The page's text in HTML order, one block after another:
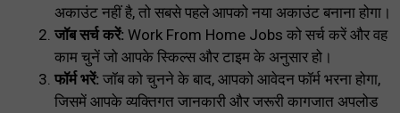
अकाउंट नहीं है, तो सबसे पहले आपको नया अकाउंट बनाना होगा।
जॉब सर्च करें: Work From Home Jobs को सर्च करें और वह
काम चुनें जो आपके स्किल्स और टाइम के अनुसार हो।
फॉर्म भरें: जॉब को चुनने के बाद, आपको आवेदन फॉर्म भरना होगा,
जिसमें आपके व्यक्तिगत जानकारी और जरूरी कागजात अपलोड